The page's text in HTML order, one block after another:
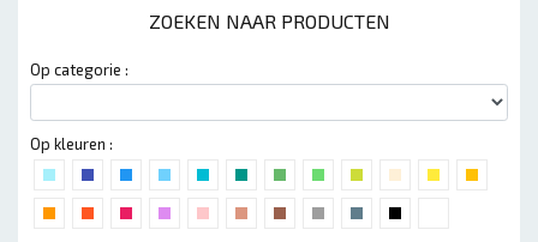
ZOEKEN NAAR PRODUCTEN
Op categorie :
Op kleuren :